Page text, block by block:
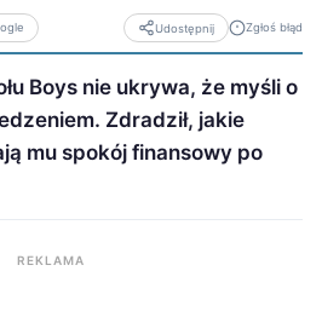
Udostępnij Zgłoś błąd
Boys nie ukrywa, że myśli o
Zdradził, jakie
mu spokój finansowy po
REKLAMA